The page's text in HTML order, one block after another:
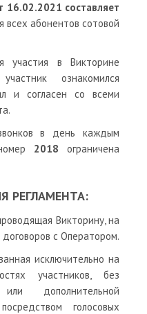
16.02.2021 составляет
всех абонентов сотовой
участия в Викторине
ознакомился
и согласен со всеми
в день каждым
2018 ограничена
РЕГЛАМЕНТА:
Викторину, на
с Оператором.
исключительно на
участников, без
дополнительной
голосовых